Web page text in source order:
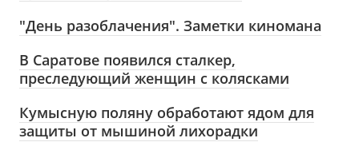
"День разоблачения". Заметки киномана
В Саратове появился сталкер,
преследующий женщин с колясками
Кумысную поляну обработают ядом для
защиты от мышиной лихорадки